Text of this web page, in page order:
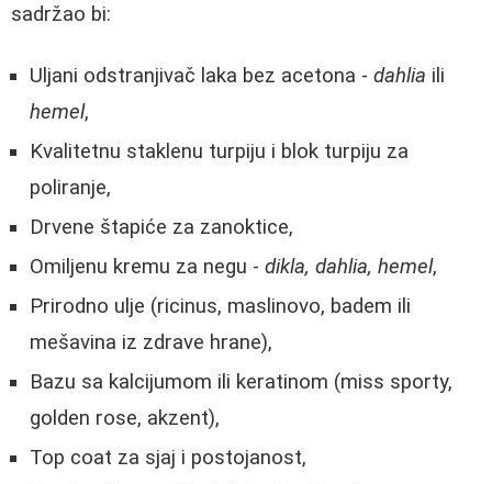
sadržao bi:
Uljani odstranjivač laka bez acetona - dahlia ili
hemel,
Kvalitetnu staklenu turpiju i blok turpiju za
poliranje,
Drvene štapiće za zanoktice,
Omiljenu kremu za negu - dikla, dahlia, hemel,
Prirodno ulje (ricinus, maslinovo, badem ili
mešavina iz zdrave hrane),
Bazu sa kalcijumom ili keratinom (miss sporty,
golden rose, akzent),
Top coat za sjaj i postojanost,